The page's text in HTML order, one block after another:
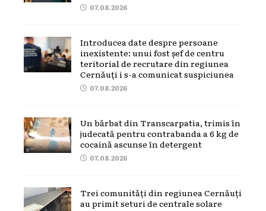
07.08.2026
Introducea date despre persoane
inexistente: unui fost șef de centru
teritorial de recrutare din regiunea
Cernăuți i s-a comunicat suspiciunea
07.08.2026
Un bărbat din Transcarpatia, trimis în
judecată pentru contrabanda a 6 kg de
cocaină ascunse în detergent
07.08.2026
Trei comunități din regiunea Cernăuți
au primit seturi de centrale solare